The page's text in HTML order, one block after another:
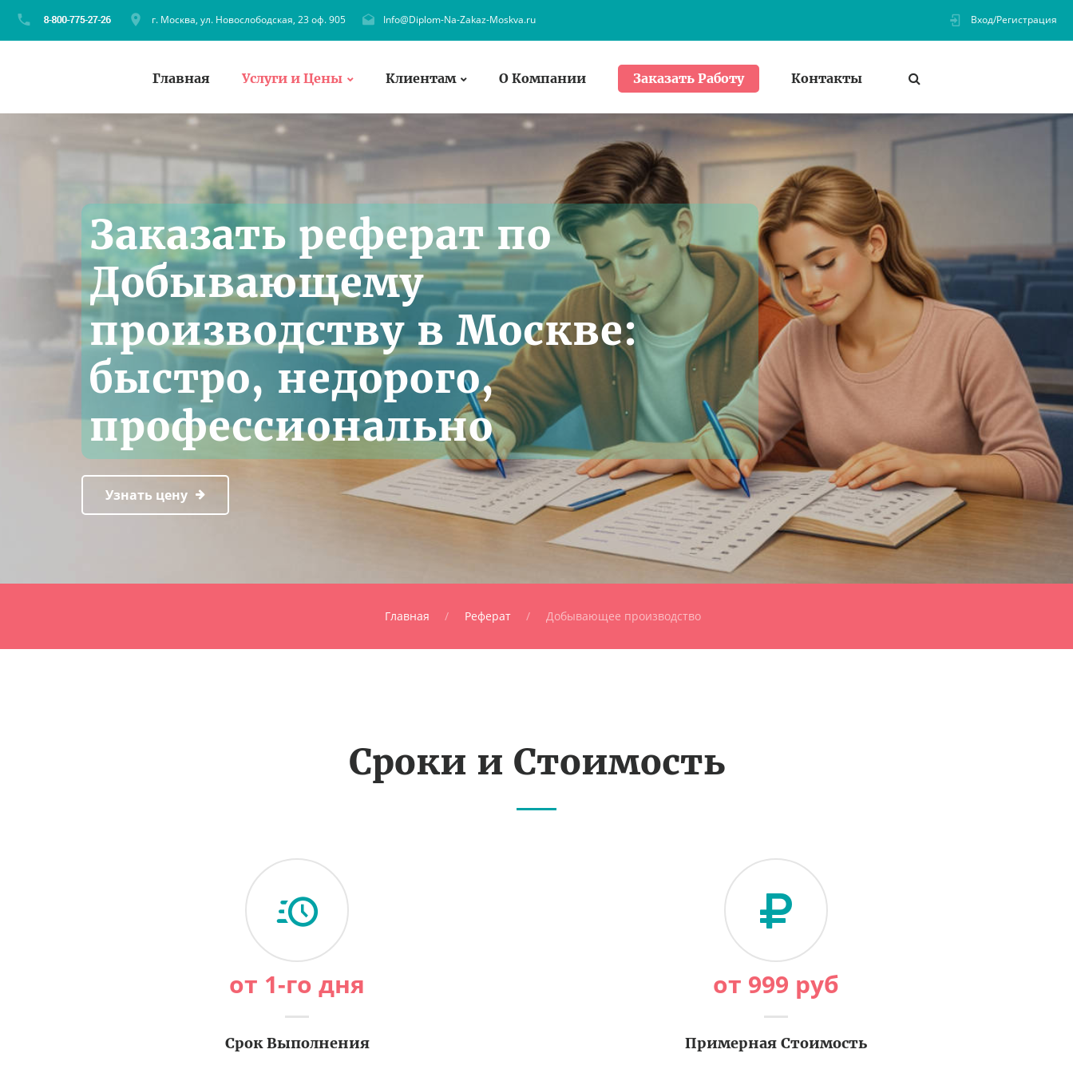
г. Москва, ул. Новослободская, 23 оф. 905 Info@Diplom-Na-Zakaz-Moskva.ru Вход/Регистрация
Главная Услуги и Цены Клиентам О Компании Заказать Работу Контакты
Заказать реферат по
Добывающему
производству в Москве:
быстро, недорого,
профессионально
Узнать цену
Главная Реферат Добывающее производство
Сроки и Стоимость
от 1-го дня
Срок Выполнения
от 999 руб
Примерная Стоимость